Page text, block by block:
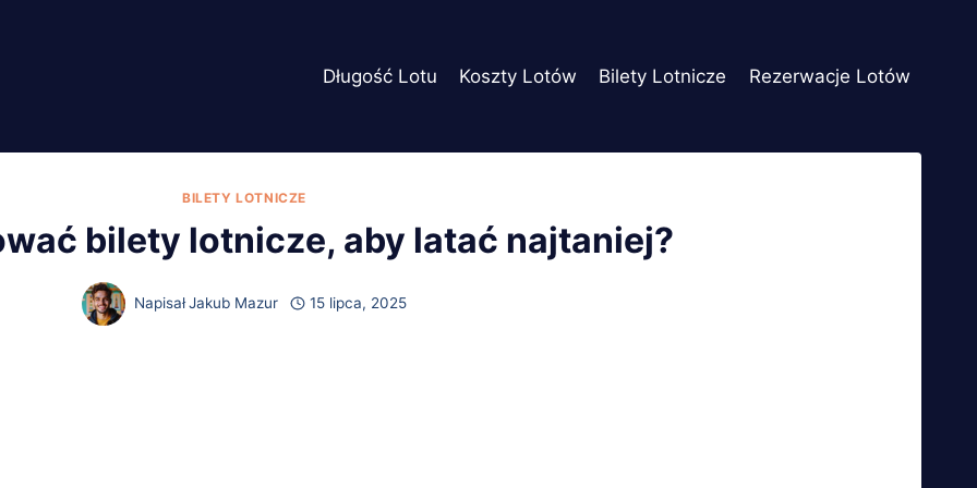
Długość Lotu Koszty Lotów Bilety Lotnicze Rezerwacje Lotów
BILETY LOTNICZE
bilety lotnicze, aby latać najtaniej?
NapisałJakub Mazur 15 lipca, 2025